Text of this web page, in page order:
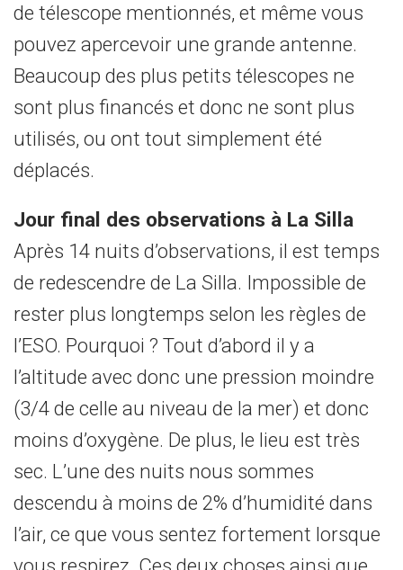
de télescope mentionnés, et même vous
pouvez apercevoir une grande antenne.
Beaucoup des plus petits télescopes ne
sont plus financés et donc ne sont plus
utilisés, ou ont tout simplement été
déplacés.
Jour final des observations à La Silla
Après 14 nuits d’observations, il est temps
de redescendre de La Silla. Impossible de
rester plus longtemps selon les règles de
l’ESO. Pourquoi ? Tout d’abord il y a
l’altitude avec donc une pression moindre
(3/4 de celle au niveau de la mer) et donc
moins d’oxygène. De plus, le lieu est très
sec. L’une des nuits nous sommes
descendu à moins de 2% d’humidité dans
l’air, ce que vous sentez fortement lorsque